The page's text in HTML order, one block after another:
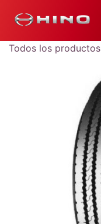
Todos los productos